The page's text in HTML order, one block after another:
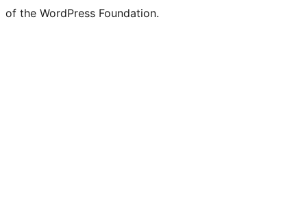
of the WordPress Foundation.